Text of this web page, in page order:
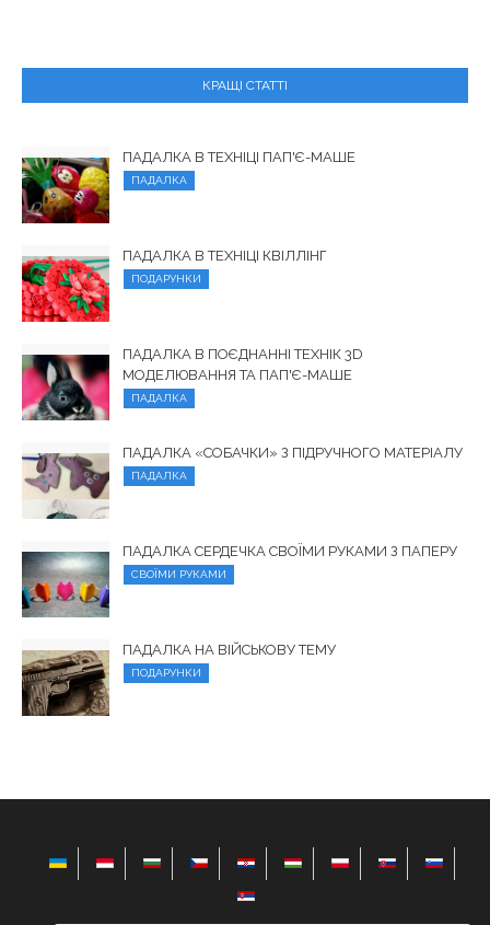
КРАЩІ СТАТТІ
ПАДАЛКА В ТЕХНІЦІ ПАП'Є-МАШЕ
ПАДАЛКА
ПАДАЛКА В ТЕХНІЦІ КВІЛЛІНГ
ПОДАРУНКИ
ПАДАЛКА В ПОЄДНАННІ ТЕХНІК 3D
МОДЕЛЮВАННЯ ТА ПАП'Є-МАШЕ
ПАДАЛКА
ПАДАЛКА «СОБАЧКИ» З ПІДРУЧНОГО МАТЕРІАЛУ
ПАДАЛКА
ПАДАЛКА СЕРДЕЧКА СВОЇМИ РУКАМИ З ПАПЕРУ
СВОЇМИ РУКАМИ
ПАДАЛКА НА ВІЙСЬКОВУ ТЕМУ
ПОДАРУНКИ